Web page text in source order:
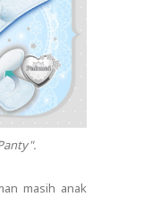
masih anak